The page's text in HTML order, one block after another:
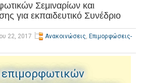
Σεμιναρίων και
για εκπαιδευτικό Συνέδριο
22, 2017 Ανακοινώσεις, Επιμορφώσεις-